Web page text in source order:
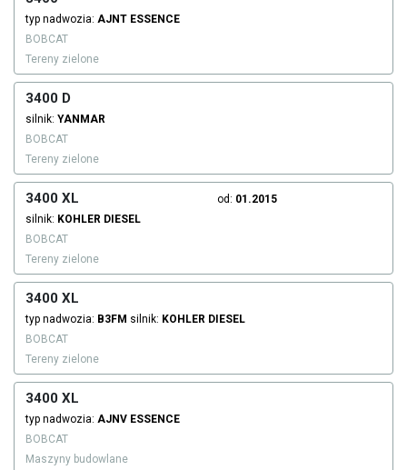
typ nadwozia: AJNT ESSENCE
BOBCAT
Tereny zielone
3400 D
silnik: YANMAR
BOBCAT
Tereny zielone
3400 XL od: 01.2015
silnik: KOHLER DIESEL
BOBCAT
Tereny zielone
3400 XL
typ nadwozia: B3FM silnik: KOHLER DIESEL
BOBCAT
Tereny zielone
3400 XL
typ nadwozia: AJNV ESSENCE
BOBCAT
Maszyny budowlane